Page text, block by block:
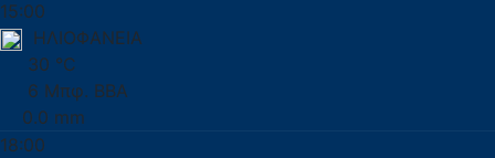
15:00
ΗΛΙΟΦΑΝΕΙΑ
30 °C
6 Μπφ. ΒΒΑ
0.0 mm
18:00